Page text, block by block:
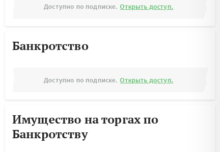
Доступно по подписке. Открыть доступ.
Банкротство
Доступно по подписке. Открыть доступ.
Имущество на торгах по
Банкротству